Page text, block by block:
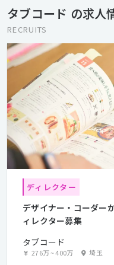
タブコード の求人
RECRUITS
ディレクター
デザイナー・コーダー
ィレクター募集
タブコード
276万~400万 埼玉